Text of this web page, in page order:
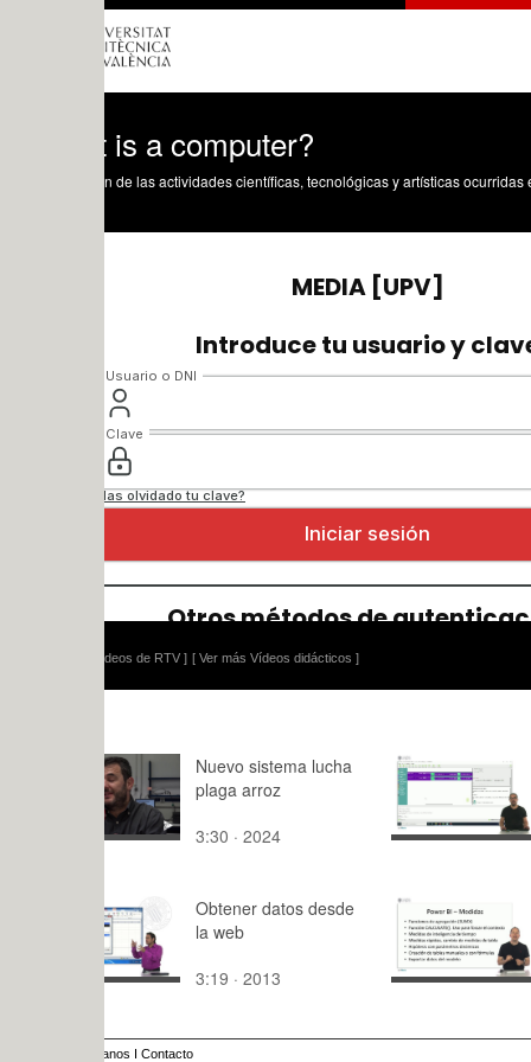
is a computer?
de las actividades científicas, tecnológicas y artísticas ocurridas en los tres
[ Ver más Vídeos didácticos ]
Nuevo sistema lucha
plaga arroz
3:30 · 2024
1:57 · 2019
Obtener datos desde
la web
3:19 · 2013
MOOC
Índice
medidas
6:30 · 2021